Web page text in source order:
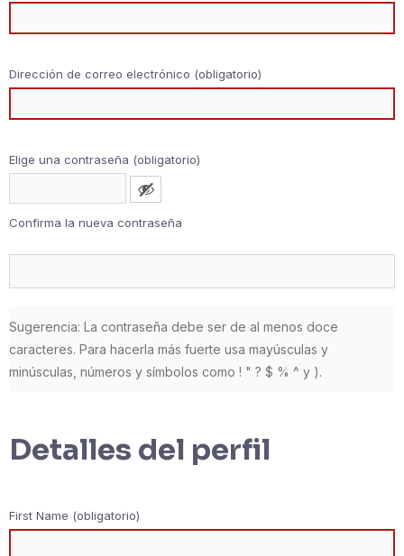
Dirección de correo electrónico (obligatorio)
Elige una contraseña (obligatorio)
Confirma la nueva contraseña
Sugerencia: La contraseña debe ser de al menos doce
caracteres. Para hacerla más fuerte usa mayúsculas y
minúsculas, números y símbolos como ! " ? $ % ^ y ).
Detalles del perfil
First Name (obligatorio)